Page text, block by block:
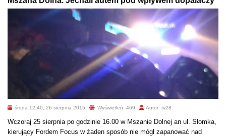
środa 12:40, 26 sierpnia 2015 Wyświetleń: 469 Autor: tv28
Wczoraj 25 sierpnia po godzinie 16.00 w Mszanie Dolnej an ul. Słomka,
kierujący Fordem Focus w żaden sposób nie mógł zapanować nad